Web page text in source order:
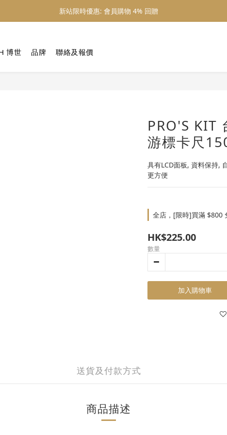
新站限時優惠: 會員購物 4% 回贈
新站限時優惠: 會員購物 4% 回贈
新站限時優惠: 會員購物 4% 回贈
博世 品牌 聯絡及報價
PRO'S KIT
游標卡尺
具有LCD面板, 資料保持,
更方便
全店，[限時]買滿 $800
HK$225.00
數量
加入購物車
送貨及付款方式
商品描述